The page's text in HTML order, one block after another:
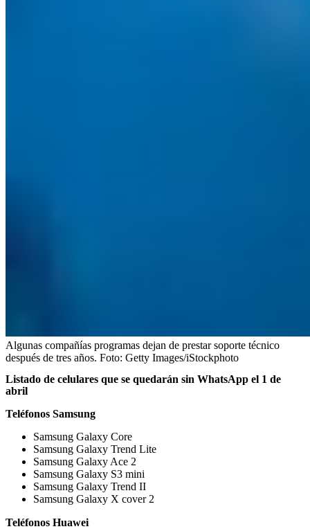
Algunas compañías programas dejan de prestar soporte técnico
después de tres años. Foto: Getty Images/iStockphoto
Listado de celulares que se quedarán sin WhatsApp el 1 de
abril
Teléfonos Samsung
Samsung Galaxy Core
Samsung Galaxy Trend Lite
Samsung Galaxy Ace 2
Samsung Galaxy S3 mini
Samsung Galaxy Trend II
Samsung Galaxy X cover 2
Teléfonos Huawei